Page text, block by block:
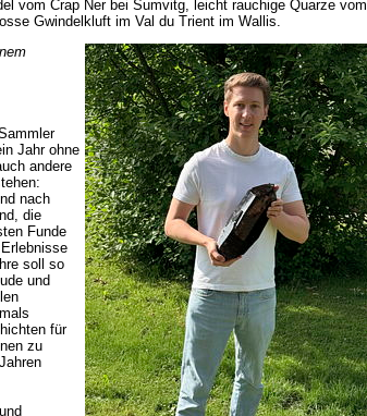
vom Crap Ner bei Sumvitg, leicht rauchige Quarze vom
Gwindelkluft im Val du Trient im Wallis.
Jahr ohne
andere
nach
die
Funde
soll so
und
für
zu